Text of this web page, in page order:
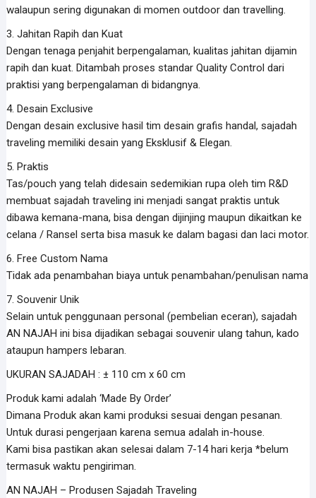
walaupun sering digunakan di momen outdoor dan travelling.
3. Jahitan Rapih dan Kuat
Dengan tenaga penjahit berpengalaman, kualitas jahitan dijamin
rapih dan kuat. Ditambah proses standar Quality Control dari
praktisi yang berpengalaman di bidangnya.
4. Desain Exclusive
Dengan desain exclusive hasil tim desain grafis handal, sajadah
traveling memiliki desain yang Eksklusif & Elegan.
5. Praktis
Tas/pouch yang telah didesain sedemikian rupa oleh tim R&D
membuat sajadah traveling ini menjadi sangat praktis untuk
dibawa kemana-mana, bisa dengan dijinjing maupun dikaitkan ke
celana / Ransel serta bisa masuk ke dalam bagasi dan laci motor.
6. Free Custom Nama
Tidak ada penambahan biaya untuk penambahan/penulisan nama
7. Souvenir Unik
Selain untuk penggunaan personal (pembelian eceran), sajadah
AN NAJAH ini bisa dijadikan sebagai souvenir ulang tahun, kado
ataupun hampers lebaran.
UKURAN SAJADAH : ± 110 cm x 60 cm
Produk kami adalah ‘Made By Order’
Dimana Produk akan kami produksi sesuai dengan pesanan.
Untuk durasi pengerjaan karena semua adalah in-house.
Kami bisa pastikan akan selesai dalam 7-14 hari kerja *belum
termasuk waktu pengiriman.
AN NAJAH – Produsen Sajadah Traveling